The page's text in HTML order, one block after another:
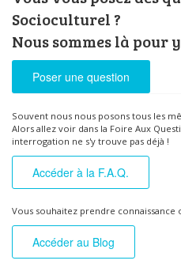
Socioculturel ?
Nous sommes là pour
Poser une question
Souvent nous nous posons tous les
Alors allez voir dans la Foire Aux
interrogation ne s'y trouve pas déjà !
Accéder à la F.A.Q.
Vous souhaitez prendre connaissance
Accéder au Blog